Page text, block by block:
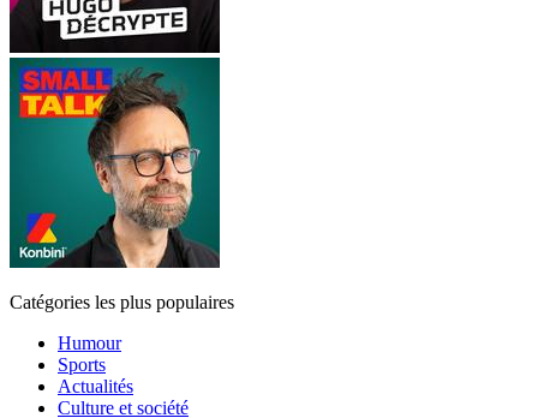
Catégories les plus populaires
Humour
Sports
Actualités
Culture et société